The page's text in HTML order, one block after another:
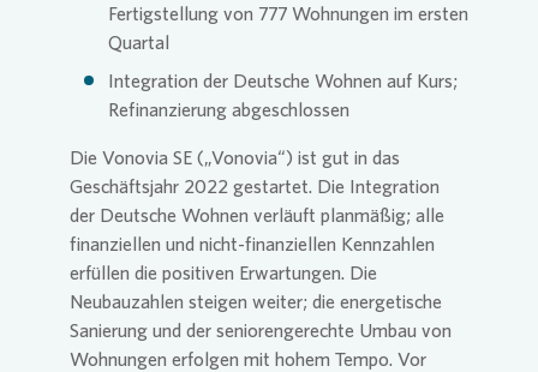
Fertigstellung von 777 Wohnungen im ersten
Quartal
Integration der Deutsche Wohnen auf Kurs;
Refinanzierung abgeschlossen
Die Vonovia SE („Vonovia“) ist gut in das
Geschäftsjahr 2022 gestartet. Die Integration
der Deutsche Wohnen verläuft planmäßig; alle
finanziellen und nicht-finanziellen Kennzahlen
erfüllen die positiven Erwartungen. Die
Neubauzahlen steigen weiter; die energetische
Sanierung und der seniorengerechte Umbau von
Wohnungen erfolgen mit hohem Tempo. Vor